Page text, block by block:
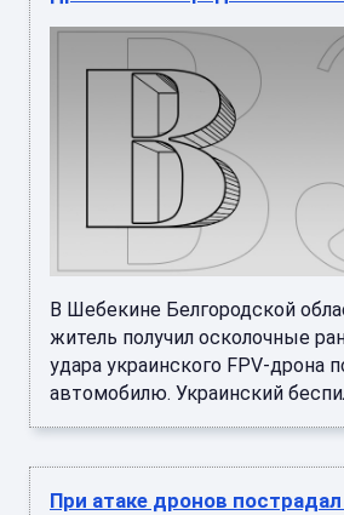
В Шебекине Белгородской
житель получил осколочные
удара украинского FPV-дрона
автомобилю. Украинский
При атаке дронов